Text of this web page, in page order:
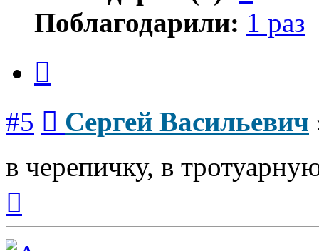
Поблагодарили: 1 раз
#5 Сергей Васильевич
в черепичку, в
началу